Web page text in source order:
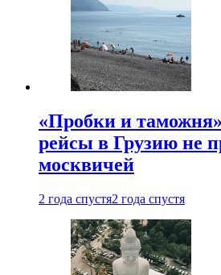
«Пробки и
рейсы в Грузию не
москвичей
2 года спустя2 года спустя